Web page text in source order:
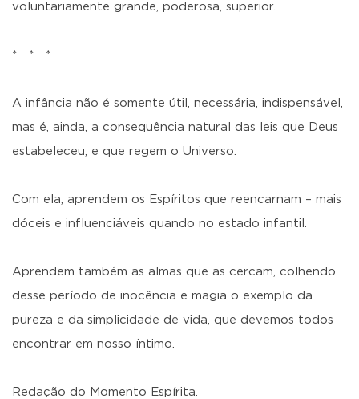
voluntariamente grande, poderosa, superior.
* * *
A infância não é somente útil, necessária, indispensável,
mas é, ainda, a consequência natural das leis que Deus
estabeleceu, e que regem o Universo.
Com ela, aprendem os Espíritos que reencarnam – mais
dóceis e influenciáveis quando no estado infantil.
Aprendem também as almas que as cercam, colhendo
desse período de inocência e magia o exemplo da
pureza e da simplicidade de vida, que devemos todos
encontrar em nosso íntimo.
Redação do Momento Espírita.